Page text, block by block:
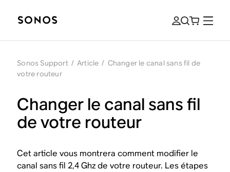
Sonos Support / Article / Changer le canal sans fil de
votre routeur
Changer le canal sans fil
de votre routeur
Cet article vous montrera comment modifier le
canal sans fil 2,4 Ghz de votre routeur. Les étapes